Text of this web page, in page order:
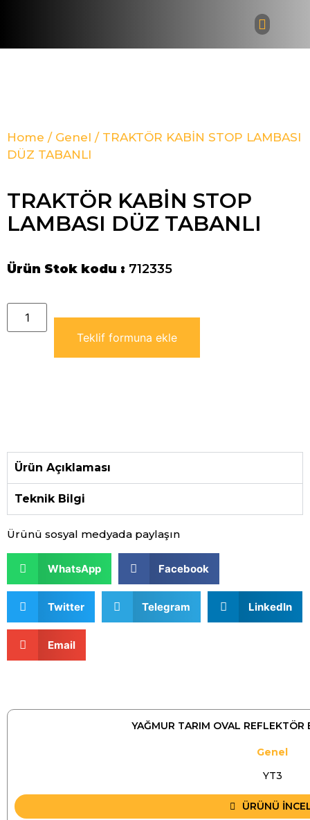
Home / Genel / TRAKTÖR KABİN STOP LAMBASI
DÜZ TABANLI
TRAKTÖR KABİN STOP
LAMBASI DÜZ TABANLI
Ürün Stok kodu : 712335
Teklif formuna ekle
Ürün Açıklaması
Teknik Bilgi
Ürünü sosyal medyada paylaşın
WhatsApp Facebook
Twitter Telegram LinkedIn
Email
YAĞMUR TARIM OVAL REFLEKTÖR
Genel
YT3
ÜRÜNÜ